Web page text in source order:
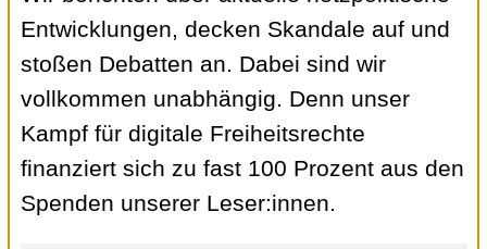
Entwicklungen, decken Skandale auf und
stoßen Debatten an. Dabei sind wir
vollkommen unabhängig. Denn unser
Kampf für digitale Freiheitsrechte
finanziert sich zu fast 100 Prozent aus den
Spenden unserer Leser:innen.